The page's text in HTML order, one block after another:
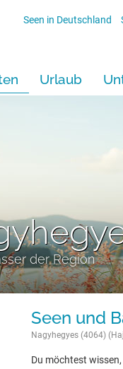
Seen in Deutschland
Urlaub
der Region
Seen und
Nagyhegyes (4064)
Du möchtest